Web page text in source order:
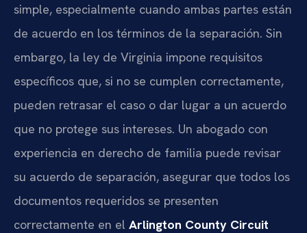
simple, especialmente cuando ambas partes están
de acuerdo en los términos de la separación. Sin
embargo, la ley de Virginia impone requisitos
específicos que, si no se cumplen correctamente,
pueden retrasar el caso o dar lugar a un acuerdo
que no protege sus intereses. Un abogado con
experiencia en derecho de familia puede revisar
su acuerdo de separación, asegurar que todos los
documentos requeridos se presenten
correctamente en el Arlington County Circuit